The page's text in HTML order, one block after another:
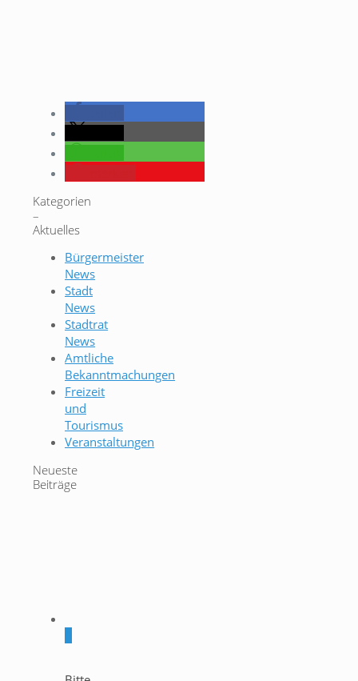
Kategorien
–
Aktuelles
Bürgermeister
News
Stadt
News
Stadtrat
News
Amtliche
Bekanntmachungen
Freizeit
und
Tourismus
Veranstaltungen
Neueste
Beiträge